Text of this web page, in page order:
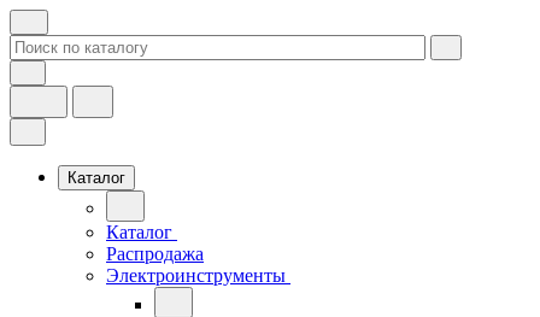
Каталог
Каталог
Распродажа
Электроинструменты